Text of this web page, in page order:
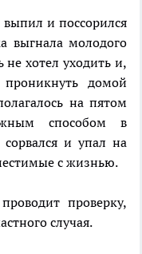
выпил и поссорился
выгнала молодого
не хотел уходить и,
домой
на пятом
способом в
сорвался и упал на
с жизнью.
проверку,
случая.